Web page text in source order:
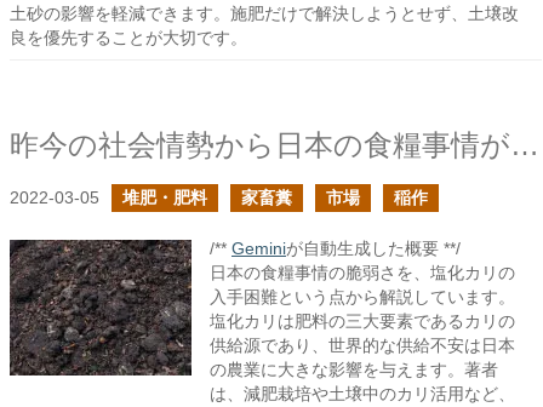
土砂の影響を軽減できます。施肥だけで解決しようとせず、土壌改
良を優先することが大切です。
昨今の社会情勢から日本の食糧事情が如何に脆弱かを痛感する
2022-03-05 堆肥・肥料 家畜糞 市場 稲作
/** Geminiが自動生成した概要 **/
日本の食糧事情の脆弱さを、塩化カリの
入手困難という点から解説しています。
塩化カリは肥料の三大要素であるカリの
供給源であり、世界的な供給不安は日本
の農業に大きな影響を与えます。著者
は、減肥栽培や土壌中のカリ活用など、